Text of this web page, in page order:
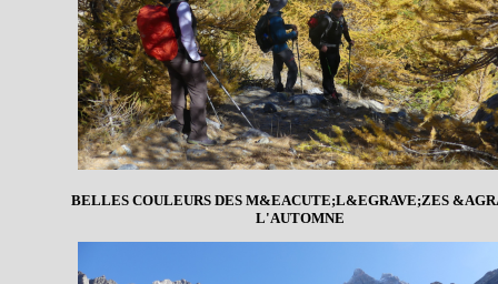
BELLES COULEURS DES M&EACUTE;L&EGRAVE;ZES
L'AUTOMNE